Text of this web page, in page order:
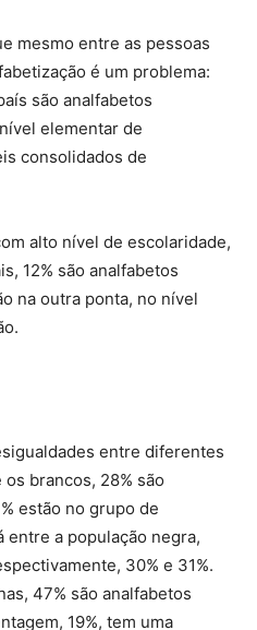
mesmo entre as pessoas
é um problema:
são analfabetos
elementar de
consolidados de
alto nível de escolaridade,
12% são analfabetos
na outra ponta, no nível
entre diferentes
brancos, 28% são
estão no grupo de
entre a população negra,
30% e 31%.
47% são analfabetos
19%, tem uma